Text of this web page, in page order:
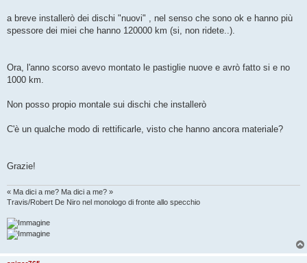
o
a breve installerò dei dischi "nuovi" , nel senso che sono ok e hanno più
spessore dei miei che hanno 120000 km (si, non ridete..).
Ora, l'anno scorso avevo montato le pastiglie nuove e avrò fatto si e no
1000 km.
Non posso propio montale sui dischi che installerò
C'è un qualche modo di rettificarle, visto che hanno ancora materiale?
Grazie!
« Ma dici a me? Ma dici a me? »
Travis/Robert De Niro nel monologo di fronte allo specchio